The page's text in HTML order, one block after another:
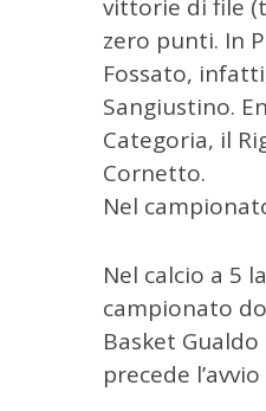
vittorie di file
zero punti. In
Fossato,
Sangiustino.
Categoria, il
Cornetto.
Nel
Nel calcio a 5
campionato
Basket
precede
C
e
r
c
a